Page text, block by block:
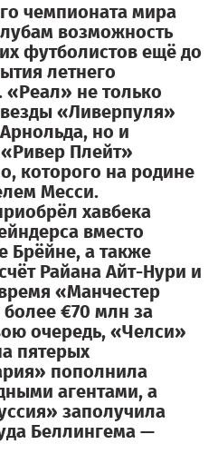
чемпионата мира
возможность
футболистов ещё до
летнего
не только
«Ливерпуля»
но и
Плейт»
которого на родине
Месси.
хавбека
вместо
Брёйне, а также
Райана Айт-Нури и
«Манчестер
€70 млн за
очередь, «Челси»
пятерых
пополнила
агентами, а
заполучила
Беллингема —